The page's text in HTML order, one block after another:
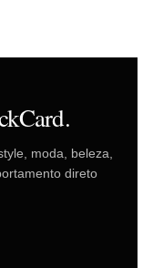
moda, beleza,
direto